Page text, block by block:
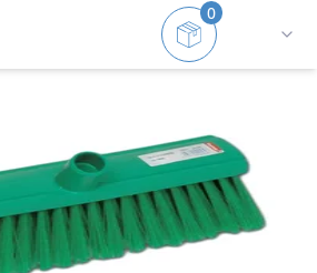
0
Intérieur/Extérieur et sols rugueux